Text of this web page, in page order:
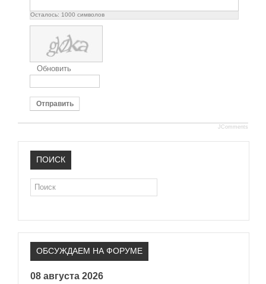
Осталось: 1000 символов
Обновить
Отправить
JComments
ПОИСК
Поиск
ОБСУЖДАЕМ НА ФОРУМЕ
08 августа 2026